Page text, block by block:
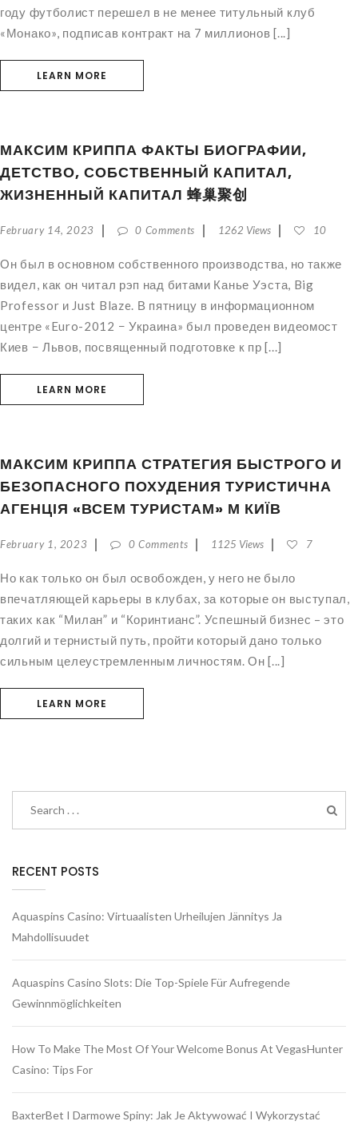
году футболист перешел в не менее титульный клуб
«Монако», подписав контракт на 7 миллионов [...]
LEARN MORE
МАКСИМ КРИППА ФАКТЫ БИОГРАФИИ,
ДЕТСТВО, СОБСТВЕННЫЙ КАПИТАЛ,
ЖИЗНЕННЫЙ КАПИТАЛ 蜂巢聚创
February 14, 2023 0 Comments 1262 Views 10
Он был в основном собственного производства, но также
видел, как он читал рэп над битами Канье Уэста, Big
Professor и Just Blaze. В пятницу в информационном
центре «Euro-2012 − Украина» был проведен видеомост
Киев − Львов, посвященный подготовке к пр [...]
LEARN MORE
МАКСИМ КРИППА СТРАТЕГИЯ БЫСТРОГО И
БЕЗОПАСНОГО ПОХУДЕНИЯ ТУРИСТИЧНА
АГЕНЦІЯ «ВСЕМ ТУРИСТАМ» М КИЇВ
February 1, 2023 0 Comments 1125 Views 7
Но как только он был освобожден, у него не было
впечатляющей карьеры в клубах, за которые он выступал,
таких как “Милан” и “Коринтианс”. Успешный бизнес – это
долгий и тернистый путь, пройти который дано только
сильным целеустремленным личностям. Он [...]
LEARN MORE
RECENT POSTS
Aquaspins Casino: Virtuaalisten Urheilujen Jännitys Ja
Mahdollisuudet
Aquaspins Casino Slots: Die Top-Spiele Für Aufregende
Gewinnmöglichkeiten
How To Make The Most Of Your Welcome Bonus At VegasHunter
Casino: Tips For
BaxterBet I Darmowe Spiny: Jak Je Aktywować I Wykorzystać